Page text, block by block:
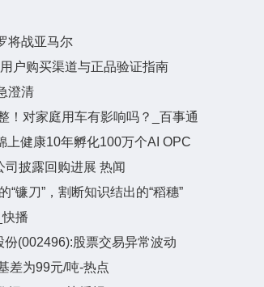
将战亚马尔
户购买渠道与正品验证指南
澄清
！对家庭用车有影响吗？_百事通
上健康10年孵化100万个AI OPC
披露回购进展 热闻
镰刀”，割断知识结出的“稻穗”
播
(002496):股票交易异常波动
差为99元/吨-热点